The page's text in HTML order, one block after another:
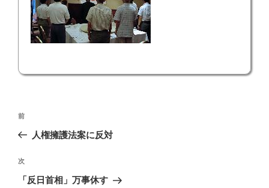
投
ビ
ゲ
前
の
稿
前
人権擁護法案に反対
次
の
次
「反日首相」万事休す